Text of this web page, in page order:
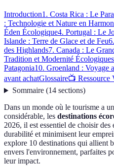
Introduction1. Costa Rica : Le
: Technologie et Nature en
Éden Écologique4. Portugal : Le
Islande : Terre de Glace et de Feu
des Highlands7. Canada : Le
Tradition et Modernité Écologiques
Patagonia10. Groenland : Voyage
avant achatGlossaire📺 Ressource
Sommaire(14 sections)
Dans un monde où le tourisme a
considérable, les destinations
2026, il est essentiel de choisir
durabilité et minimisent leur
explore 10 destinations qui allient
envers l'environnement, parfaites
leur impact.